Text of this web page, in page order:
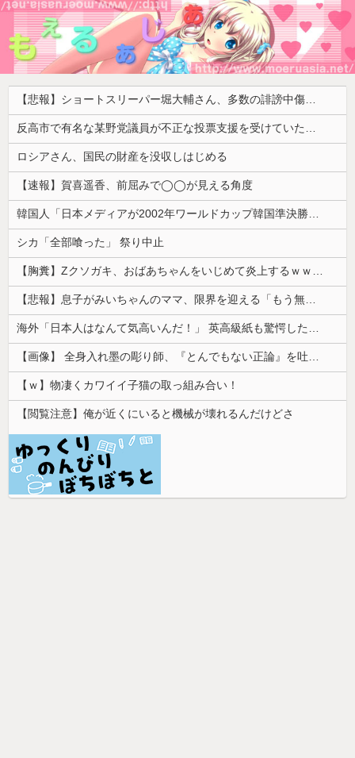
【悲報】ショートスリーパー堀大輔さん、多数の誹謗中傷で涙が止まらなくなってしまう動画がネットで話題に → ………
反高市で有名な某野党議員が不正な投票支援を受けていた過去が発掘、「説明責任があるのでは？」と揶揄されており……
ロシアさん、国民の財産を没収しはじめる
【速報】賀喜遥香、前屈みで◯◯が見える角度
韓国人「日本メディアが2002年ワールドカップ韓国準決勝も調査すべきと主張！」→「英国メディアも一斉に指摘‥」
シカ「全部喰った」 祭り中止
【胸糞】Zクソガキ、おばあちゃんをいじめて炎上するｗｗｗｗ
【悲報】息子がみいちゃんのママ、限界を迎える「もう無理。普通の家庭を築きたい。普通の子育てをしたい。」
海外「日本人はなんて気高いんだ！」 英高級紙も驚愕した極限の中の日本人の姿に世界が衝撃
【画像】 全身入れ墨の彫り師、『とんでもない正論』を吐いて30万再生されてしまうｗｗｗｗｗｗｗ
【ｗ】物凄くカワイイ子猫の取っ組み合い！
【閲覧注意】俺が近くにいると機械が壊れるんだけどさ